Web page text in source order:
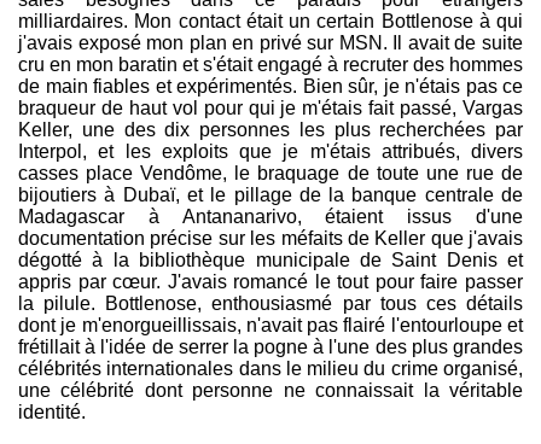
milliardaires. Mon contact était un certain Bottlenose à qui
j'avais exposé mon plan en privé sur MSN. Il avait de suite
cru en mon baratin et s'était engagé à recruter des hommes
de main fiables et expérimentés. Bien sûr, je n'étais pas ce
braqueur de haut vol pour qui je m'étais fait passé, Vargas
Keller, une des dix personnes les plus recherchées par
Interpol, et les exploits que je m'étais attribués, divers
casses place Vendôme, le braquage de toute une rue de
bijoutiers à Dubaï, et le pillage de la banque centrale de
Madagascar à Antananarivo, étaient issus d'une
documentation précise sur les méfaits de Keller que j'avais
dégotté à la bibliothèque municipale de Saint Denis et
appris par cœur. J'avais romancé le tout pour faire passer
la pilule. Bottlenose, enthousiasmé par tous ces détails
dont je m'enorgueillissais, n'avait pas flairé l'entourloupe et
frétillait à l'idée de serrer la pogne à l'une des plus grandes
célébrités internationales dans le milieu du crime organisé,
une célébrité dont personne ne connaissait la véritable
identité.